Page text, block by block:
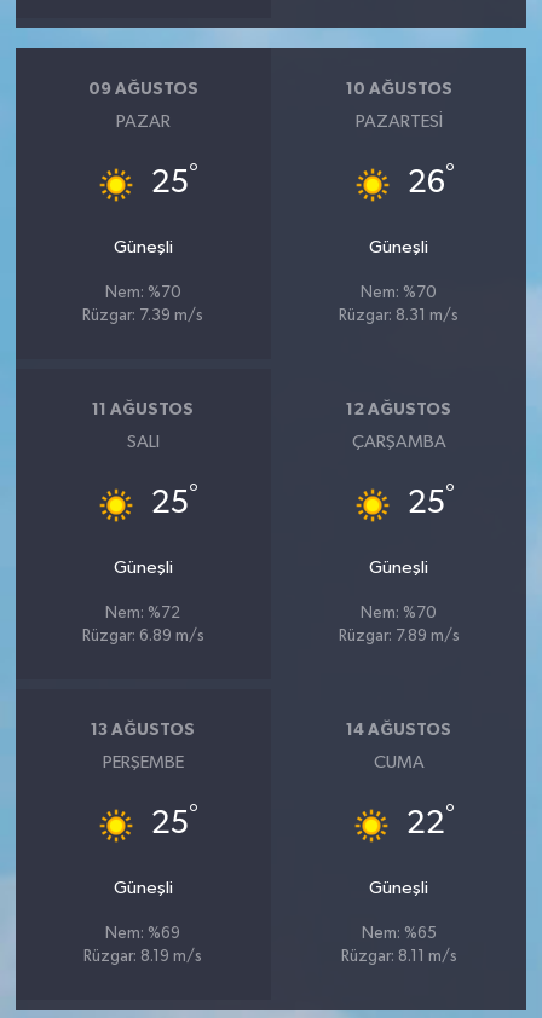
09 AĞUSTOS
PAZAR
25°
Güneşli
Nem: %70
Rüzgar: 7.39 m/s
10 AĞUSTOS
PAZARTESI
26°
Güneşli
Nem: %70
Rüzgar: 8.31 m/s
11 AĞUSTOS
SALI
25°
Güneşli
Nem: %72
Rüzgar: 6.89 m/s
12 AĞUSTOS
ÇARŞAMBA
25°
Güneşli
Nem: %70
Rüzgar: 7.89 m/s
13 AĞUSTOS
PERŞEMBE
25°
Güneşli
Nem: %69
Rüzgar: 8.19 m/s
14 AĞUSTOS
CUMA
22°
Güneşli
Nem: %65
Rüzgar: 8.11 m/s